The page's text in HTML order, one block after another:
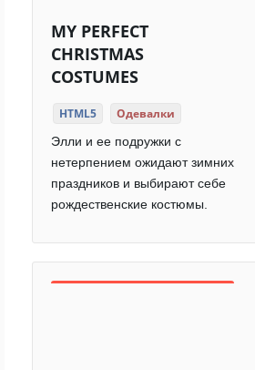
MY PERFECT
CHRISTMAS
COSTUMES
HTML5 Одевалки
Элли и ее подружки с
нетерпением ожидают зимних
праздников и выбирают себе
рождественские костюмы.